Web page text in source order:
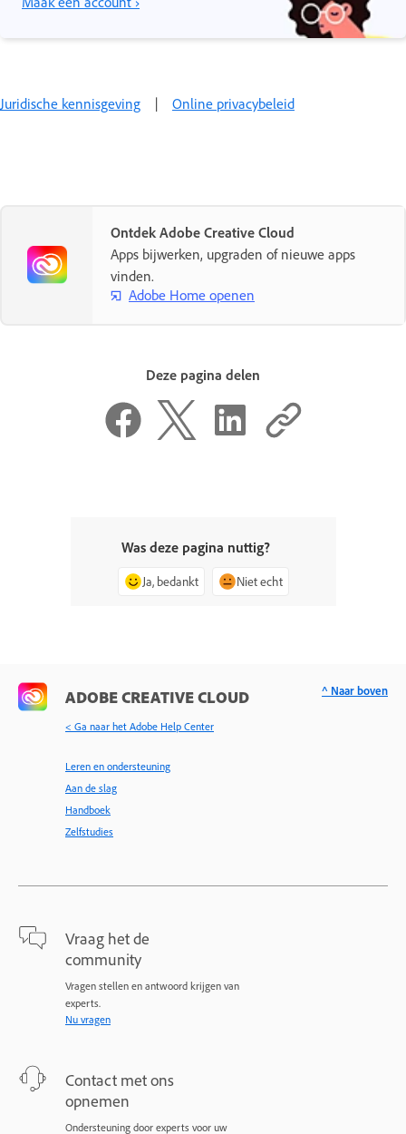
Juridische kennisgeving | Online privacybeleid
Ontdek Adobe Creative Cloud
Apps bijwerken, upgraden of nieuwe apps
vinden.
Adobe Home openen
Deze pagina delen
Was deze pagina nuttig?
Ja, bedankt Niet echt
ADOBE CREATIVE CLOUD
< Ga naar het Adobe Help Center
Leren en ondersteuning
Aan de slag
Handboek
Zelfstudies
Vraag het de
community
Vragen stellen en antwoord krijgen van
experts.
Nu vragen
Contact met ons
opnemen
Ondersteuning door experts voor uw
^ Naar boven